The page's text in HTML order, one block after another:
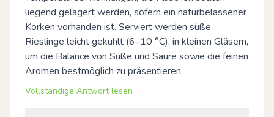
liegend gelagert werden, sofern ein naturbelassener
Korken vorhanden ist. Serviert werden süße
Rieslinge leicht gekühlt (6–10 °C), in kleinen Gläsern,
um die Balance von Süße und Säure sowie die feinen
Aromen bestmöglich zu präsentieren.
Vollständige Antwort lesen →